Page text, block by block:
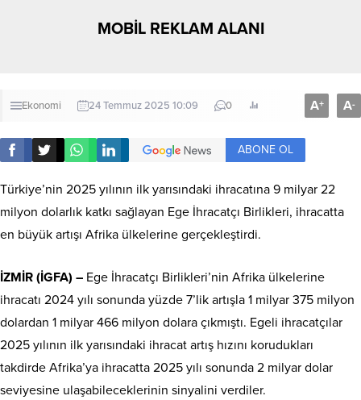
MOBİL REKLAM ALANI
Ekonomi 24 Temmuz 2025 10:09 0 A+ A-
ABONE OL
Türkiye’nin 2025 yılının ilk yarısındaki ihracatına 9 milyar 22
milyon dolarlık katkı sağlayan Ege İhracatçı Birlikleri, ihracatta
en büyük artışı Afrika ülkelerine gerçekleştirdi.
İZMİR (İGFA) – Ege İhracatçı Birlikleri’nin Afrika ülkelerine
ihracatı 2024 yılı sonunda yüzde 7’lik artışla 1 milyar 375 milyon
dolardan 1 milyar 466 milyon dolara çıkmıştı. Egeli ihracatçılar
2025 yılının ilk yarısındaki ihracat artış hızını korudukları
takdirde Afrika’ya ihracatta 2025 yılı sonunda 2 milyar dolar
seviyesine ulaşabileceklerinin sinyalini verdiler.